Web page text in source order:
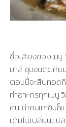
ชื่อเสียงของเมนู
มาลี ชุมชนตะเคีย
ตอนนี้จะสืบทอด
ทำอาหารทุกเมนู
คนเก่าคนแก่ชิมก็
เดิมไม่เปลี่ยนแป